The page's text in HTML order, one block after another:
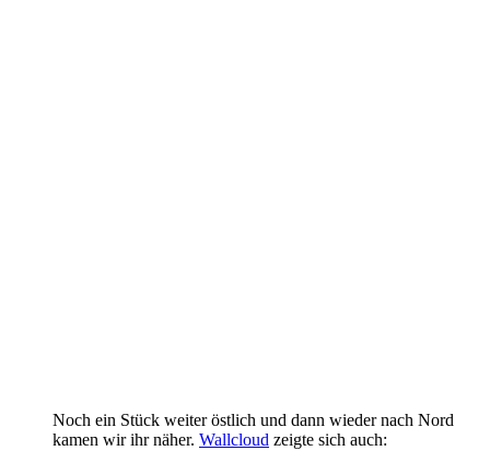
Noch ein Stück weiter östlich und dann wieder nach Nord
kamen wir ihr näher. Wallcloud zeigte sich auch: